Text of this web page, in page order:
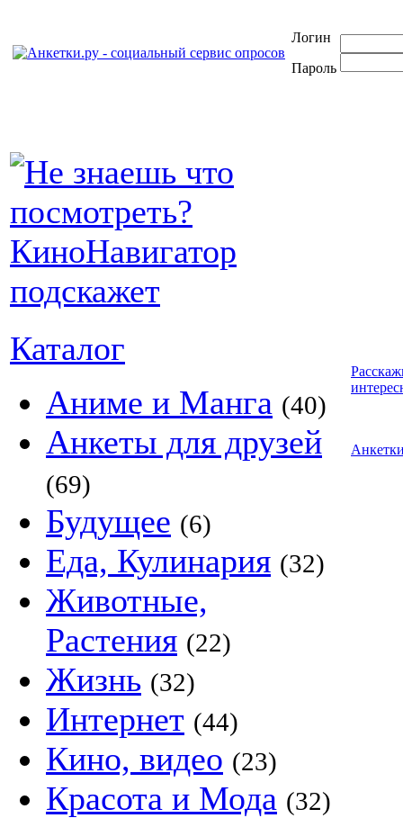
Логин
Пароль
Каталог
Аниме и Манга (40)
Анкеты для друзей
(69)
Будущее (6)
Еда, Кулинария (32)
Животные,
Растения (22)
Жизнь (32)
Интернет (44)
Кино, видео (23)
Красота и Мода (32)